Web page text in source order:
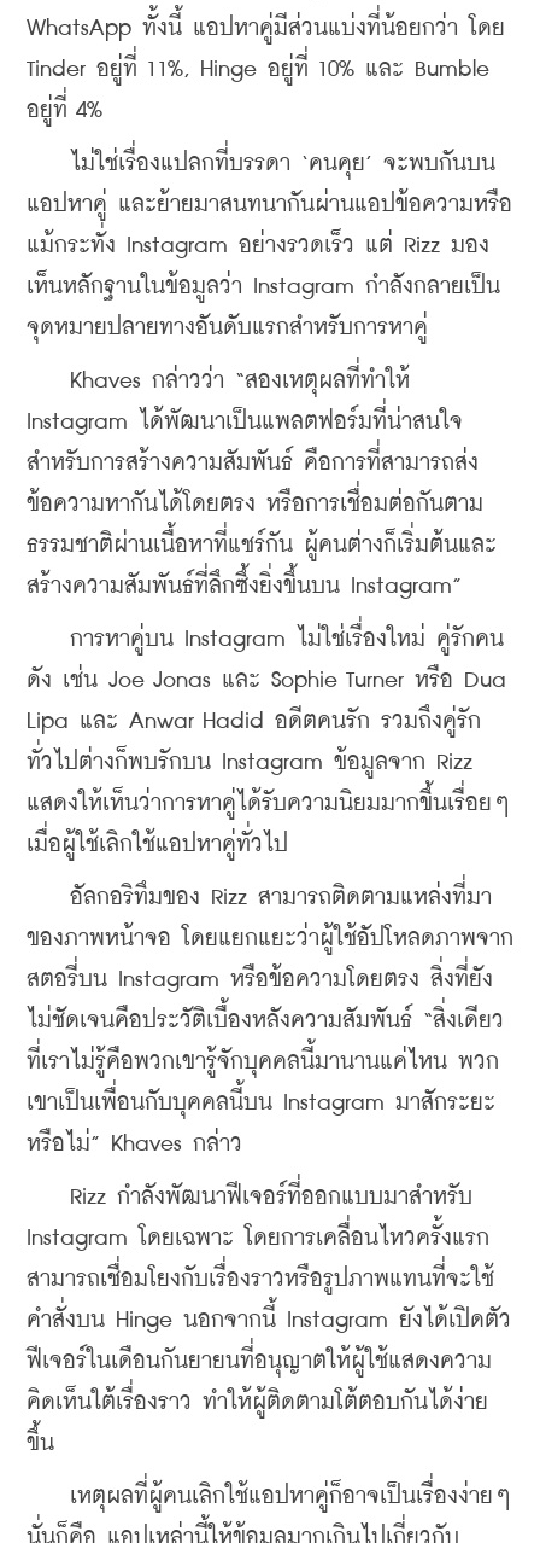
WhatsApp ทั้งนี้ แอปหาคู่มีส่วนแบ่งที่น้อยกว่า โดย
Tinder อยู่ที่ 11%, Hinge อยู่ที่ 10% และ Bumble
อยู่ที่ 4%
ไม่ใช่เรื่องแปลกที่บรรดา ‘คนคุย’ จะพบกันบน
แอปหาคู่ และย้ายมาสนทนากันผ่านแอปข้อความหรือ
แม้กระทั่ง Instagram อย่างรวดเร็ว แต่ Rizz มอง
เห็นหลักฐานในข้อมูลว่า Instagram กำลังกลายเป็น
จุดหมายปลายทางอันดับแรกสำหรับการหาคู่
Khaves กล่าวว่า “สองเหตุผลที่ทำให้
Instagram ได้พัฒนาเป็นแพลตฟอร์มที่น่าสนใจ
สำหรับการสร้างความสัมพันธ์ คือการที่สามารถส่ง
ข้อความหากันได้โดยตรง หรือการเชื่อมต่อกันตาม
ธรรมชาติผ่านเนื้อหาที่แชร์กัน ผู้คนต่างก็เริ่มต้นและ
สร้างความสัมพันธ์ที่ลึกซึ้งยิ่งขึ้นบน Instagram”
การหาคู่บน Instagram ไม่ใช่เรื่องใหม่ คู่รักคน
ดัง เช่น Joe Jonas และ Sophie Turner หรือ Dua
Lipa และ Anwar Hadid อดีตคนรัก รวมถึงคู่รัก
ทั่วไปต่างก็พบรักบน Instagram ข้อมูลจาก Rizz
แสดงให้เห็นว่าการหาคู่ได้รับความนิยมมากขึ้นเรื่อยๆ
เมื่อผู้ใช้เลิกใช้แอปหาคู่ทั่วไป
อัลกอริทึมของ Rizz สามารถติดตามแหล่งที่มา
ของภาพหน้าจอ โดยแยกแยะว่าผู้ใช้อัปโหลดภาพจาก
สตอรี่บน Instagram หรือข้อความโดยตรง สิ่งที่ยัง
ไม่ชัดเจนคือประวัติเบื้องหลังความสัมพันธ์ “สิ่งเดียว
ที่เราไม่รู้คือพวกเขารู้จักบุคคลนี้มานานแค่ไหน พวก
เขาเป็นเพื่อนกับบุคคลนี้บน Instagram มาสักระยะ
หรือไม่” Khaves กล่าว
Rizz กำลังพัฒนาฟีเจอร์ที่ออกแบบมาสำหรับ
Instagram โดยเฉพาะ โดยการเคลื่อนไหวครั้งแรก
สามารถเชื่อมโยงกับเรื่องราวหรือรูปภาพแทนที่จะใช้
คำสั่งบน Hinge นอกจากนี้ Instagram ยังได้เปิดตัว
ฟีเจอร์ในเดือนกันยายนที่อนุญาตให้ผู้ใช้แสดงความ
คิดเห็นใต้เรื่องราว ทำให้ผู้ติดตามโต้ตอบกันได้ง่าย
ขึ้น
เหตุผลที่ผู้คนเลิกใช้แอปหาคู่ก็อาจเป็นเรื่องง่ายๆ
นั่นก็คือ แอปเหล่านี้ให้ข้อมูลมากเกินไปเกี่ยวกับ